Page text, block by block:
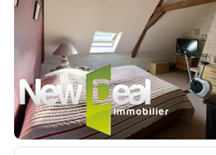
Estimer/Vendre
Acheter
Recrutement
Actualités